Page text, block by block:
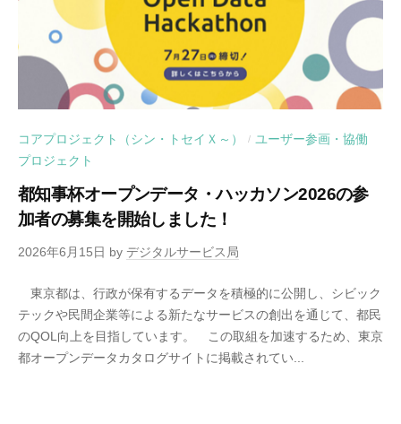
コアプロジェクト（シン・トセイＸ～） / ユーザー参画・協働
プロジェクト
都知事杯オープンデータ・ハッカソン2026の参
加者の募集を開始しました！
2026年6月15日 by デジタルサービス局
東京都は、行政が保有するデータを積極的に公開し、シビック
テックや民間企業等による新たなサービスの創出を通じて、都民
のQOL向上を目指しています。 この取組を加速するため、東京
都オープンデータカタログサイトに掲載されてい...